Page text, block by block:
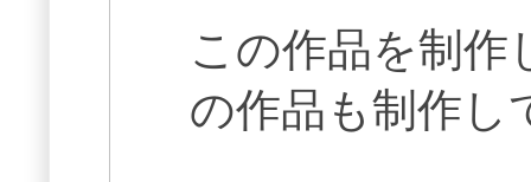
この作品を制作
の作品も制作し